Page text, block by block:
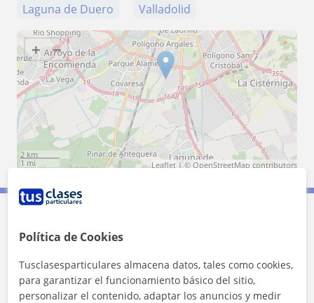
Laguna de Duero
Valladolid
+ −
2 km
1 mi
Leaflet | © OpenStreetMap contributors
Contacta con Carla
Tarifa 8€/h
Política de Cookies
Tusclasesparticulares almacena datos, tales como cookies,
para garantizar el funcionamiento básico del sitio,
personalizar el contenido, adaptar los anuncios y medir